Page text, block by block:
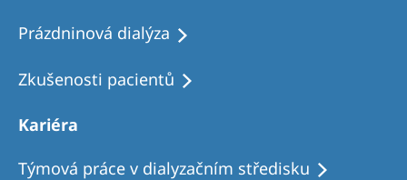
Prázdninová dialýza
Zkušenosti pacientů
Kariéra
Týmová práce v dialyzačním středisku